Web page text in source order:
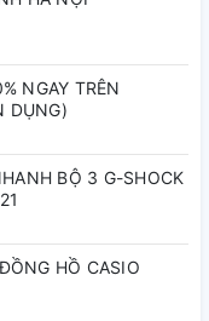
NGAY TRÊN
DỤNG)
BỘ 3 G-SHOCK
HỒ CASIO